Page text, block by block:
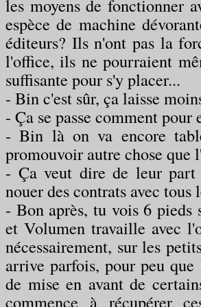
les moyens de fonctionner
espèce de machine
éditeurs? Ils n'ont pas la
l'office, ils ne pourraient
suffisante pour s'y placer...
- Bin c'est sûr, ça laisse
- Ça se passe comment
- Bin là on va encore
promouvoir autre chose que
- Ça veut dire de leur part
nouer des contrats avec tous
- Bon après, tu vois 6 pieds
et Volumen travaille avec
nécessairement, sur les
arrive parfois, pour peu
de mise en avant de
commence à récupérer